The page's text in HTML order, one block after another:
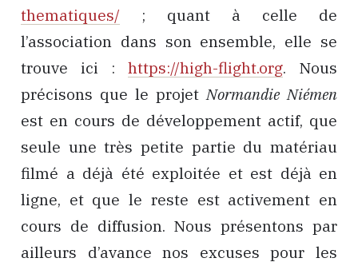
thematiques/ ; quant à celle de
l’association dans son ensemble, elle se
trouve ici : https://high-flight.org. Nous
précisons que le projetNormandie Niémen
est en cours de développement actif, que
seule une très petite partie du matériau
filmé a déjà été exploitée et est déjà en
ligne, et que le reste est activement en
cours de diffusion. Nous présentons par
ailleurs d’avance nos excuses pour les